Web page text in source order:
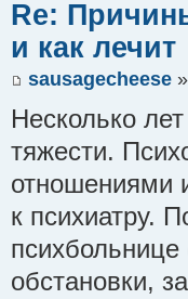
Re:
и как лечит
sausagecheese
Несколько
тяжести.
отношениями
к психиатру.
обстановки,